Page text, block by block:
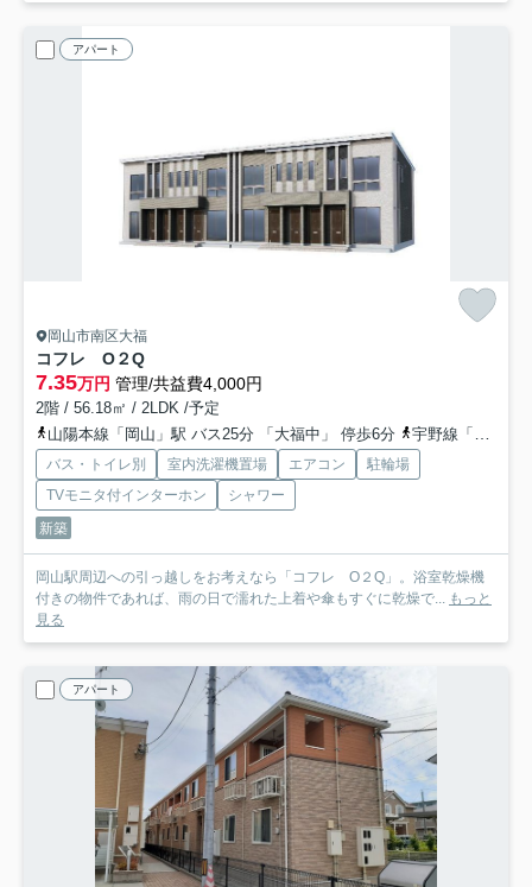
アパート
岡山市南区大福
コフレ O２Q
7.35万円 管理/共益費4,000円
2階 / 56.18㎡ / 2LDK /予定
山陽本線「岡山」駅 バス25分 「大福中」 停歩6分
宇野線「備前西市」駅 徒歩31分
バス・トイレ別 室内洗濯機置場 エアコン
駐輪場
TVモニタ付インターホン
シャワー
新築
岡山駅周辺への引っ越しをお考えなら「コフレ O２Q」。浴室乾燥機
付きの物件であれば、雨の日で濡れた上着や傘もすぐに乾燥で... もっと
見る
アパート